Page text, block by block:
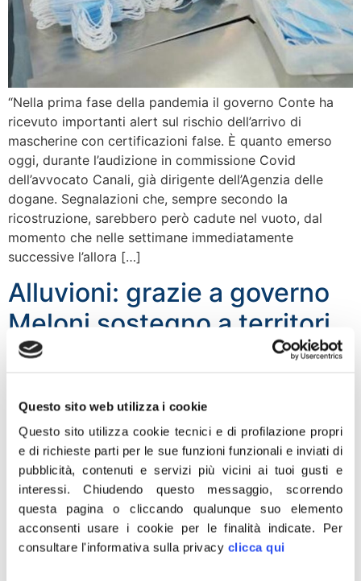
Questo sito web utilizza i cookie
Questo sito utilizza cookie tecnici e di profilazione propri
e di richieste parti per le sue funzioni funzionali e inviati di
pubblicità, contenuti e servizi più vicini ai tuoi gusti e
interessi.Chiudendo questo messaggio, scorrendo
questa pagina o cliccando qualunque suo elemento
acconsenti usare i cookie per le finalità indicate. Per
consultare l'informativa sulla privacy clicca qui
“Nella prima fase della pandemia il governo Conte ha
ricevuto importanti alert sul rischio dell’arrivo di
mascherine con certificazioni false. È quanto emerso
oggi, durante l’audizione in commissione Covid
dell’avvocato Canali, già dirigente dell’Agenzia delle
dogane. Segnalazioni che, sempre secondo la
ricostruzione, sarebbero però cadute nel vuoto, dal
momento che nelle settimane immediatamente
successive l’allora […]
Alluvioni: grazie a governo
Meloni sostegno a territori
colpiti